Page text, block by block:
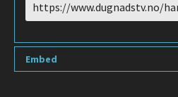
to
Embed